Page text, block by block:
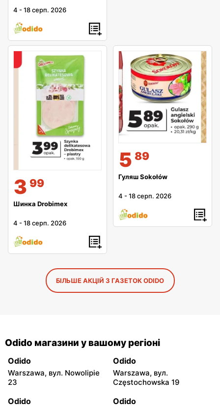
4 -18 серп. 2026
3 99
Шинка Drobimex
4 -18 серп. 2026
5 89
Гуляш Sokołów
4 -18 серп. 2026
БІЛЬШЕ АКЦІЙ З ГАЗЕТОК ODIDO
Odido магазини у вашому регіоні
Odido
Warszawa, вул. Nowolipie
23
Odido
Warszawa, вул.
Częstochowska 19
Odido Odido